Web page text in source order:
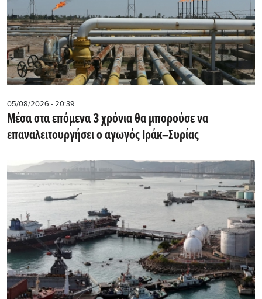
05/08/2026 - 20:39
Mέσα στα επόμενα 3 χρόνια θα μπορούσε να
επαναλειτουργήσει o αγωγός Ιράκ–Συρίας